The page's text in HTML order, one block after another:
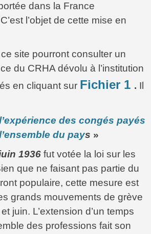
dans la France
l’objet de cette mise en
site pourront consulter un
du CRHA dévolu à l’institution
en cliquant sur Fichier 1 . Il
des congés payés
du pays »
1936 fut votée la loi sur les
que ne faisant pas partie du
populaire, cette mesure est
grands mouvements de grève
juin. L’extension d’un temps
des professions fait son